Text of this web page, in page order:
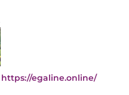
https://egaline.online/